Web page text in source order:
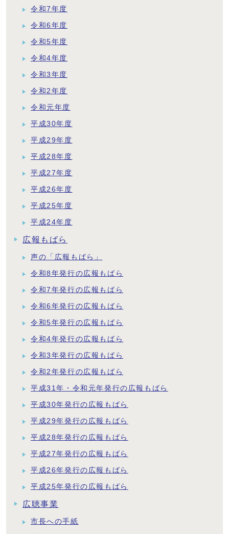
令和7年度
令和6年度
令和5年度
令和4年度
令和3年度
令和2年度
令和元年度
平成30年度
平成29年度
平成28年度
平成27年度
平成26年度
平成25年度
平成24年度
広報もばら
声の「広報もばら」
令和8年発行の広報もばら
令和7年発行の広報もばら
令和6年発行の広報もばら
令和5年発行の広報もばら
令和4年発行の広報もばら
令和3年発行の広報もばら
令和2年発行の広報もばら
平成31年・令和元年発行の広報もばら
平成30年発行の広報もばら
平成29年発行の広報もばら
平成28年発行の広報もばら
平成27年発行の広報もばら
平成26年発行の広報もばら
平成25年発行の広報もばら
広聴事業
市長への手紙